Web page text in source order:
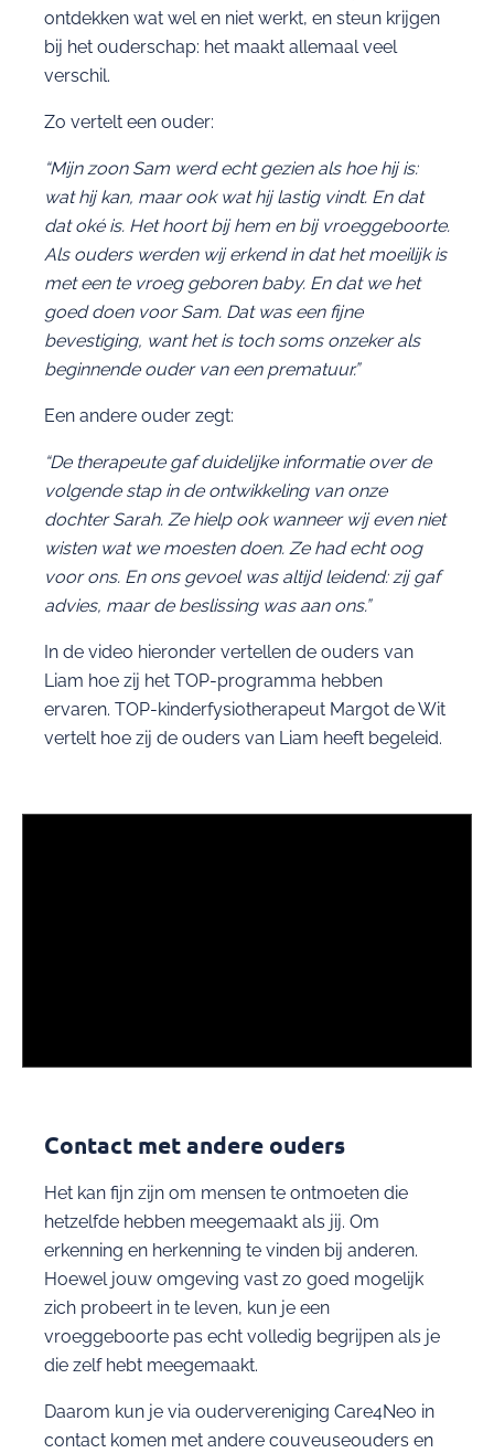
ontdekken wat wel en niet werkt, en steun krijgen
bij het ouderschap: het maakt allemaal veel
verschil.
Zo vertelt een ouder:
“Mijn zoon Sam werd echt gezien als hoe hij is:
wat hij kan, maar ook wat hij lastig vindt. En dat
dat oké is. Het hoort bij hem en bij vroeggeboorte.
Als ouders werden wij erkend in dat het moeilijk is
met een te vroeg geboren baby. En dat we het
goed doen voor Sam. Dat was een fijne
bevestiging, want het is toch soms onzeker als
beginnende ouder van een prematuur.”
Een andere ouder zegt:
“De therapeute gaf duidelijke informatie over de
volgende stap in de ontwikkeling van onze
dochter Sarah. Ze hielp ook wanneer wij even niet
wisten wat we moesten doen. Ze had echt oog
voor ons. En ons gevoel was altijd leidend: zij gaf
advies, maar de beslissing was aan ons.”
In de video hieronder vertellen de ouders van
Liam hoe zij het TOP-programma hebben
ervaren. TOP-kinderfysiotherapeut Margot de Wit
vertelt hoe zij de ouders van Liam heeft begeleid.
Contact met andere ouders
Het kan fijn zijn om mensen te ontmoeten die
hetzelfde hebben meegemaakt als jij. Om
erkenning en herkenning te vinden bij anderen.
Hoewel jouw omgeving vast zo goed mogelijk
zich probeert in te leven, kun je een
vroeggeboorte pas echt volledig begrijpen als je
die zelf hebt meegemaakt.
Daarom kun je via oudervereniging Care4Neo in
contact komen met andere couveuseouders en